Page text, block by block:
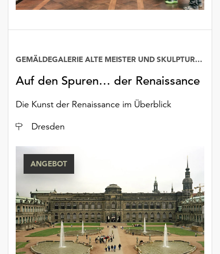
Auf den Spuren… der Renaissance
GEMÄLDEGALERIE ALTE MEISTER UND SKULPTURENSAMMLUNG BIS 1800
Die Kunst der Renaissance im Überblick
Ort
Dresden
ANGEBOT